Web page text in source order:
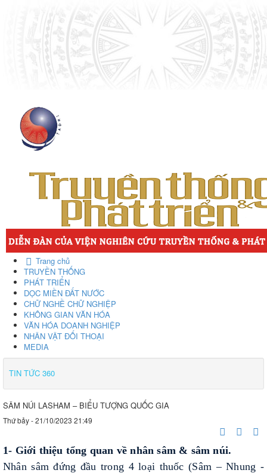
Trang chủ
TRUYỀN THỐNG
PHÁT TRIỂN
DỌC MIỀN ĐẤT NƯỚC
CHỮ NGHỀ CHỮ NGHIỆP
KHÔNG GIAN VĂN HÓA
VĂN HÓA DOANH NGHIỆP
NHÂN VẬT ĐỐI THOẠI
MEDIA
TIN TỨC 360
SÂM NÚI LASHAM – BIỂU TƯỢNG QUỐC GIA
Thứ bảy - 21/10/2023 21:49
1- Giới thiệu tổng quan về nhân sâm & sâm núi.
Nhân sâm đứng đầu trong 4 loại thuốc (Sâm – Nhung -